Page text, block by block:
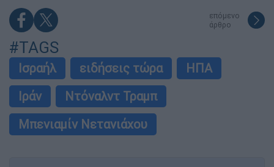
επόμενο
άρθρο
#TAGS
Ισραήλ ειδήσεις τώρα
ΗΠΑ
Ιράν
Ντόναλντ Τραμπ
Μπενιαμίν Νετανιάχου